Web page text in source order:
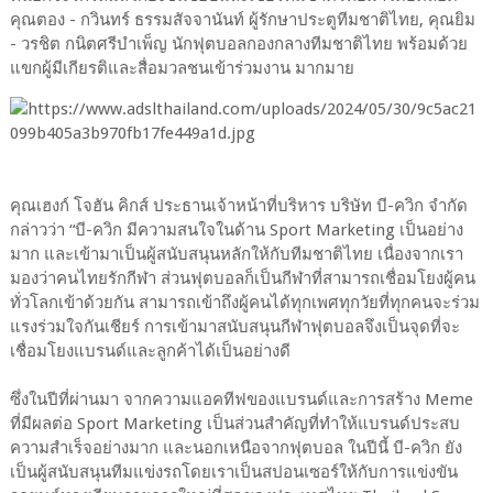
คุณตอง - กวินทร์ ธรรมสัจจานันท์ ผู้รักษาประตูทีมชาติไทย, คุณยิม
- วรชิต กนิตศรีบำเพ็ญ นักฟุตบอลกองกลางทีมชาติไทย พร้อมด้วย
แขกผู้มีเกียรติและสื่อมวลชนเข้าร่วมงาน มากมาย
คุณเฮงก์ โจฮัน คิกส์ ประธานเจ้าหน้าที่บริหาร บริษัท บี-ควิก จำกัด
กล่าวว่า “บี-ควิก มีความสนใจในด้าน Sport Marketing เป็นอย่าง
มาก และเข้ามาเป็นผู้สนับสนุนหลักให้กับทีมชาติไทย เนื่องจากเรา
มองว่าคนไทยรักกีฬา ส่วนฟุตบอลก็เป็นกีฬาที่สามารถเชื่อมโยงผู้คน
ทั่วโลกเข้าด้วยกัน สามารถเข้าถึงผู้คนได้ทุกเพศทุกวัยที่ทุกคนจะร่วม
แรงร่วมใจกันเชียร์ การเข้ามาสนับสนุนกีฬาฟุตบอลจึงเป็นจุดที่จะ
เชื่อมโยงแบรนด์และลูกค้าได้เป็นอย่างดี
ซึ่งในปีที่ผ่านมา จากความแอคทีฟของแบรนด์และการสร้าง Meme
ที่มีผลต่อ Sport Marketing เป็นส่วนสำคัญที่ทำให้แบรนด์ประสบ
ความสำเร็จอย่างมาก และนอกเหนือจากฟุตบอล ในปีนี้ บี-ควิก ยัง
เป็นผู้สนับสนุนทีมแข่งรถโดยเราเป็นสปอนเซอร์ให้กับการแข่งขัน